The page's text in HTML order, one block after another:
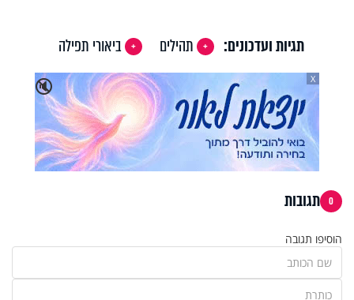
תגיות ועדכונים: תהילים
ביאורי תפילה
🔇
X
0 תגובות
הוסיפו תגובה